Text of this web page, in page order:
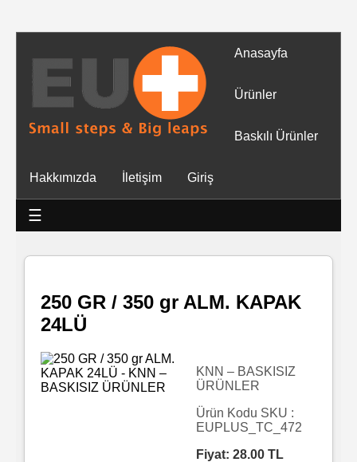
Anasayfa
Ürünler
Baskılı Ürünler
Hakkımızda İletişim Giriş
☰
Tüm
Ürünler
Mendiller
Baskılı
Islak
Mendil
Islak
250 GR / 350 gr ALM. KAPAK
24LÜ
KNN – BASKISIZ
ÜRÜNLER
Ürün Kodu SKU :
EUPLUS_TC_472
Fiyat: 28.00 TL